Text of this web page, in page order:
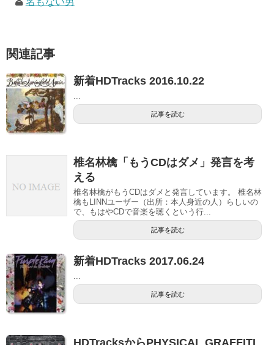
関連記事
新着HDTracks 2016.10.22
記事を読む
椎名林檎「もうCDはダメ」発言を考
える
椎名林檎がもうCDはダメと発言しています。 椎名林
檎もLINNユーザー（出所：本人身近の人）らしいの
で、もはやCDで音楽を聴くという行...
記事を読む
新着HDTracks 2017.06.24
記事を読む
HDTracksからPHYSICAL GRAFFITI